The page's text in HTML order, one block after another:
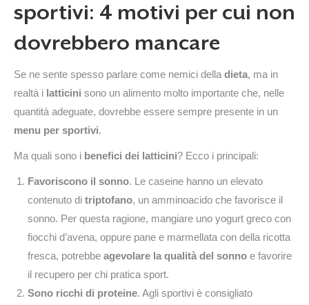
sportivi: 4 motivi per cui non
dovrebbero mancare
Se ne sente spesso parlare come nemici della dieta, ma in
realtà i latticini sono un alimento molto importante che, nelle
quantità adeguate, dovrebbe essere sempre presente in un
menu per sportivi.
Ma quali sono i benefici dei latticini? Ecco i principali:
Favoriscono il sonno. Le caseine hanno un elevato
contenuto di triptofano, un amminoacido che favorisce il
sonno. Per questa ragione, mangiare uno yogurt greco con
fiocchi d’avena, oppure pane e marmellata con della ricotta
fresca, potrebbe agevolare la qualità del sonno e favorire
il recupero per chi pratica sport.
Sono ricchi di proteine. Agli sportivi è consigliato